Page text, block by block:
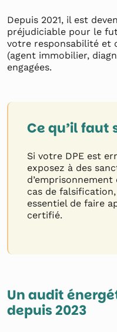
Depuis 2021, il est
préjudiciable pour le
votre responsabilité et
(agent immobilier,
engagées.
Ce qu’il faut
Si votre DPE est
exposez à des
d’emprisonnement
cas de
essentiel de faire
certifié.
Un audit
depuis 2023